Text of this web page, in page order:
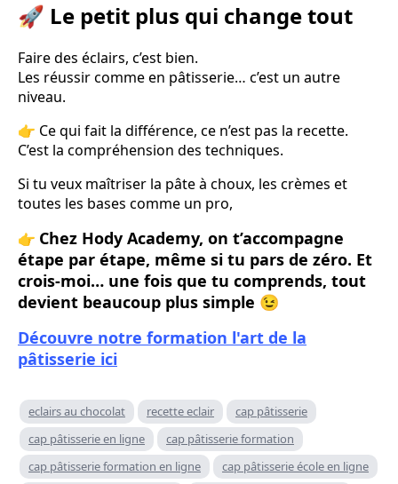
🚀 Le petit plus qui change tout
Faire des éclairs, c’est bien.
Les réussir comme en pâtisserie… c’est un autre
niveau.
👉 Ce qui fait la différence, ce n’est pas la recette.
C’est la compréhension des techniques.
Si tu veux maîtriser la pâte à choux, les crèmes et
toutes les bases comme un pro,
👉 Chez Hody Academy, on t’accompagne
étape par étape, même si tu pars de zéro. Et
crois-moi… une fois que tu comprends, tout
devient beaucoup plus simple 😉
Découvre notre formation l'art de la
pâtisserie ici
eclairs au chocolat recette eclair
cap pâtisserie
cap pâtisserie en ligne
cap pâtisserie formation
cap pâtisserie formation en ligne
cap pâtisserie école en ligne